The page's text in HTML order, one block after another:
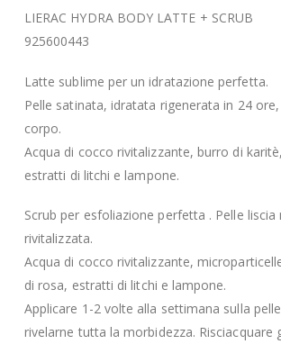
LIERAC HYDRA BODY LATTE + SCRUB
925600443
Latte sublime per un idratazione perfetta.
Pelle satinata, idratata rigenerata in 24
corpo.
Acqua di cocco rivitalizzante, burro di
estratti di litchi e lampone.
Scrub per esfoliazione perfetta . Pelle liscia
rivitalizzata.
Acqua di cocco rivitalizzante,
di rosa, estratti di litchi e lampone.
Applicare 1-2 volte alla settimana sulla
rivelarne tutta la morbidezza. Risciacquare